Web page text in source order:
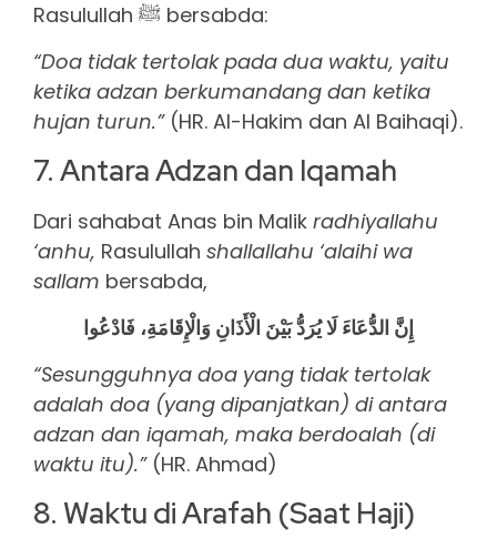
Rasulullah ﷺ bersabda:
“Doa tidak tertolak pada dua waktu, yaitu
ketika adzan berkumandang dan ketika
hujan turun.”(HR. Al-Hakim dan Al Baihaqi).
7. Antara Adzan dan Iqamah
Dari sahabat Anas bin Malik radhiyallahu
‘anhu, Rasulullah shallallahu ‘alaihi wa
sallam bersabda,
إِنَّ الدُّعَاءَ لَا يُرَدُّ بَيْنَ الْأَذَانِ وَالْإِقَامَةِ، فَادْعُوا
“Sesungguhnya doa yang tidak tertolak
adalah doa (yang dipanjatkan) di antara
adzan dan iqamah, maka berdoalah (di
waktu itu).”(HR. Ahmad)
8. Waktu di Arafah (Saat Haji)